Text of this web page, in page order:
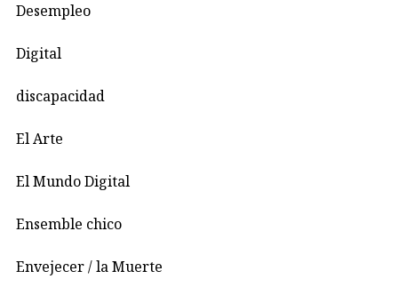
Desempleo
Digital
discapacidad
El Arte
El Mundo Digital
Ensemble chico
Envejecer / la Muerte